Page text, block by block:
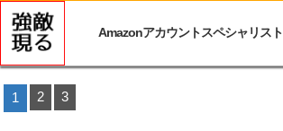
Amazonアカウントスペシャリスト
1 2 3